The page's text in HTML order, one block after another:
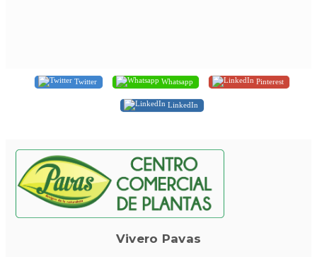
Twitter Whatsapp Pinterest
LinkedIn
Vivero Pavas